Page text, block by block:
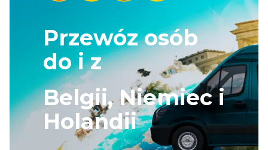
Przewóz osób
do i z
Belgii, Niemiec i
Holandii